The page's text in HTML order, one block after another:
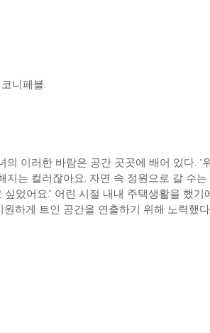
니페블.
이러한 바람은 공간 곳곳에 배어 있다. “
는 컬러잖아요. 자연 속 정원으로 갈 수는
었어요.” 어린 시절 내내 주택생활을 했기
하게 트인 공간을 연출하기 위해 노력했